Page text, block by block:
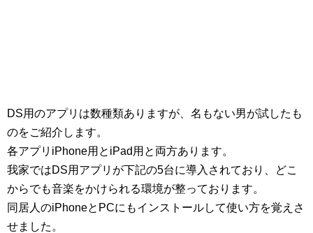
DS用のアプリは数種類ありますが、名もない男が試したも
のをご紹介します。
各アプリiPhone用とiPad用と両方あります。
我家ではDS用アプリが下記の5台に導入されており、どこ
からでも音楽をかけられる環境が整っております。
同居人のiPhoneとPCにもインストールして使い方を覚えさ
せました。